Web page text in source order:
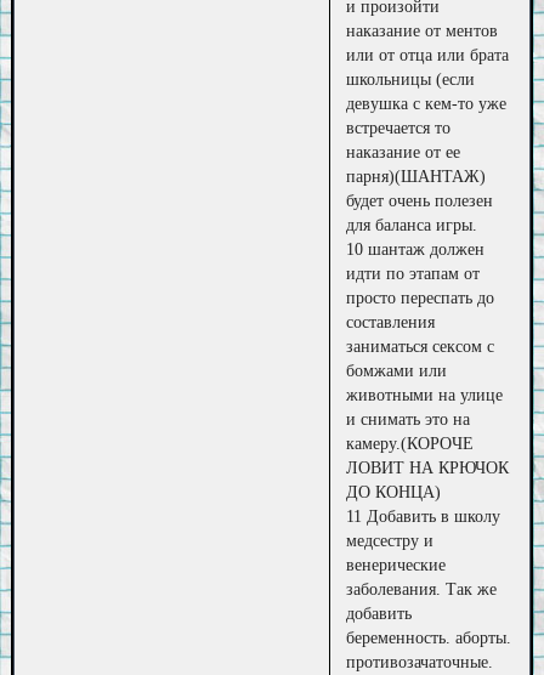
и произойти
наказание от ментов
или от отца или брата
школьницы (если
девушка с кем-то уже
встречается то
наказание от ее
парня)(ШАНТАЖ)
будет очень полезен
для баланса игры.
10 шантаж должен
идти по этапам от
просто переспать до
составления
заниматься сексом с
бомжами или
животными на улице
и снимать это на
камеру.(КОРОЧЕ
ЛОВИТ НА КРЮЧОК
ДО КОНЦА)
11 Добавить в школу
медсестру и
венерические
заболевания. Так же
добавить
беременность. аборты.
противозачаточные.